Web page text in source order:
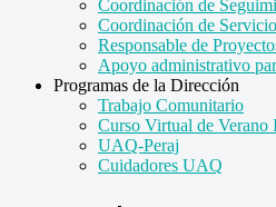
Coordinación de
Coordinación de
Responsable de
Apoyo administrativo
Programas de la Dirección
Trabajo Comunitario
Curso Virtual de Verano
UAQ-Peraj
Cuidadores UAQ